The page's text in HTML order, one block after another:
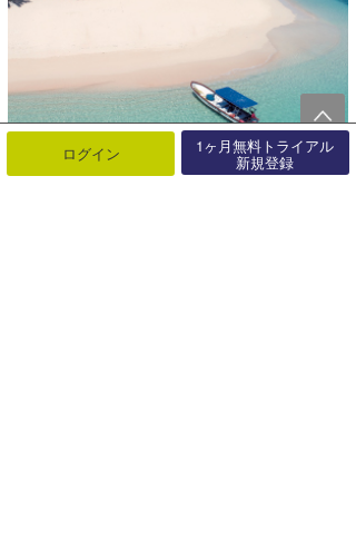
ログイン 1ヶ月無料トライアル
新規登録